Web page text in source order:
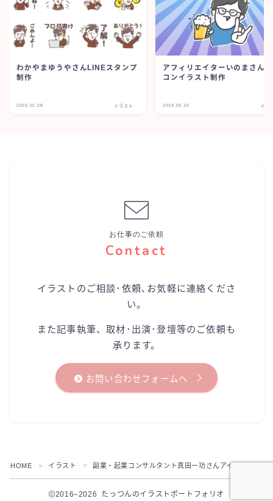
わかやまゆうやさんLINEスタンプ
制作
2020.01.28 イラスト
アフィリエイターいのまさん
コンイラスト制作
2019.03.15 イラ
お仕事のご依頼
Contact
イラストのご相談･依頼､お気軽に連絡くださ
い。
また記事執筆、取材･出演･登壇等のご依頼も
承ります。
お問い合わせフォームへ
HOME ＞ イラスト ＞ 副業・起業コンサルタント真田一功さんアイコン・ヘッ
2016–2026 たっつんのイラストポートフォリオ